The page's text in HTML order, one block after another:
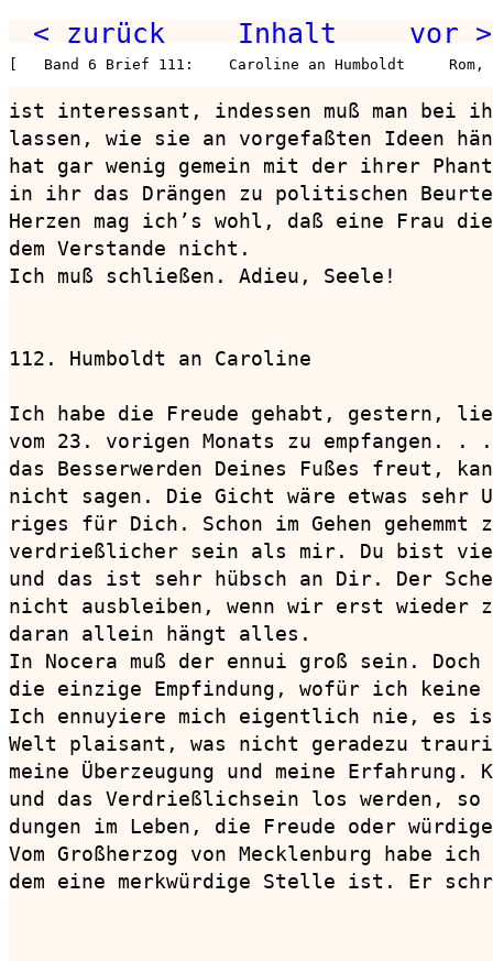
< zurück Inhalt vor >
[   Band 6 Brief 111:    Caroline an Humboldt     Rom,
ist interessant, indessen muß man bei
lassen, wie sie an vorgefaßten Ideen
hat gar wenig gemein mit der ihrer
in ihr das Drängen zu politischen
Herzen mag ich’s wohl, daß eine Frau
dem Verstande nicht.
Ich muß schließen. Adieu, Seele!
112. Humboldt an Caroline
Ich habe die Freude gehabt, gestern,
vom 23. vorigen Monats zu empfangen. .
das Besserwerden Deines Fußes freut,
nicht sagen. Die Gicht wäre etwas sehr
riges für Dich. Schon im Gehen
verdrießlicher sein als mir. Du bist
und das ist sehr hübsch an Dir. Der
nicht ausbleiben, wenn wir erst wieder
daran allein hängt alles.
In Nocera muß der ennui groß sein.
die einzige Empfindung, wofür ich keine
Ich ennuyiere mich eigentlich nie, es
Welt plaisant, was nicht geradezu
meine Überzeugung und meine Erfahrung.
und das Verdrießlichsein los werden, so
dungen im Leben, die Freude oder
Vom Großherzog von Mecklenburg habe
dem eine merkwürdige Stelle ist. Er